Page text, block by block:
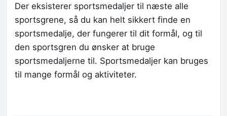
Der eksisterer sportsmedaljer til næste alle
sportsgrene, så du kan helt sikkert finde en
sportsmedalje, der fungerer til dit formål, og til
den sportsgren du ønsker at bruge
sportsmedaljerne til. Sportsmedaljer kan bruges
til mange formål og aktiviteter.